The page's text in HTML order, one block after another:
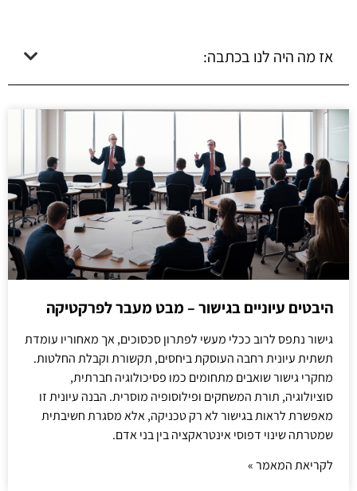
אז מה היה לנו בכתבה:
היבטים עיוניים בגישור – מבט מעבר לפרקטיקה
גישור נתפס לרוב ככלי מעשי לפתרון סכסוכים, אך מאחוריו עומדת
תשתית עיונית רחבה העוסקת ביחסים, תקשורת וקבלת החלטות.
מחקרי גישור שואבים מתחומים כמו פסיכולוגיה חברתית,
סוציולוגיה, תורת המשחקים ופילוסופיה מוסרית. הבנה עיונית זו
מאפשרת לראות בגישור לא רק טכניקה, אלא מסגרת חשיבתית
שמטרתה שינוי דפוסי אינטראקציה בין בני אדם.
לקריאת המאמר »